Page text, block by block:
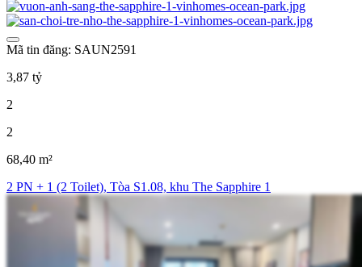
Mã tin đăng: SAUN2591
3,87 tỷ
2
2
68,40 m²
2 PN + 1 (2 Toilet), Tòa S1.08, khu The Sapphire 1